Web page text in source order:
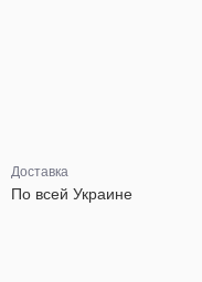
Доставка
По всей Украине